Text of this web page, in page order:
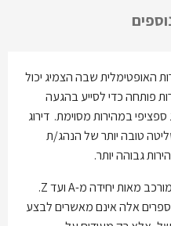
האופטימלית שבה הצמיג יכול
פותחה כדי לסייע בהגעה
במהירות מסוימת. דירוג
טובה יותר של הנהג/ת
גבוהה יותר.
דירוג המהירות מסומן על ידי סמל המורכב מאות יחידה מ-A ועד Z.
ועד 300 קמ”ש. מספרים אלה אינם מאשרים לבצע